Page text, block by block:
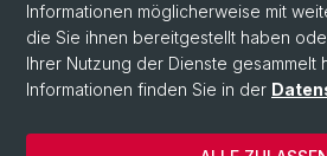
YouTube
© Universität Basel
Informationen möglicherweise mit
die Sie ihnen bereitgestellt haben
Ihrer Nutzung der Dienste gesammelt
Informationen finden Sie in der